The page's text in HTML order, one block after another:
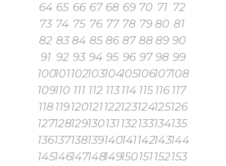
64 65 66 67 68 69 70 71 72
73 74 75 76 77 78 79 80 81
82 83 84 85 86 87 88 89 90
91 92 93 94 95 96 97 98 99
100101102103104105106107108
109110 111 112 113 114 115 116 117
118 119120121122123124125126
127128129130131132133134135
136137138139140141142143144
145146147148149150151152153